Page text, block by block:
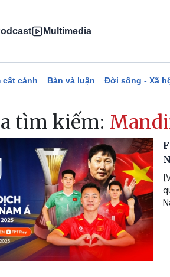
Multimedia
cất cánh Bàn và luận Đời sống - Xã
tìm kiếm: